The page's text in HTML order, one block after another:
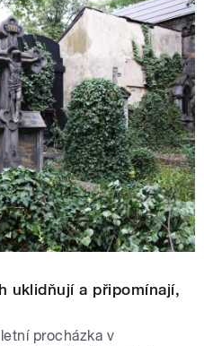
uklidňují a připomínají,
procházka v